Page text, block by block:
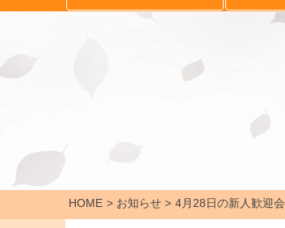
HOME お知らせ 4月28日の新人歓迎会